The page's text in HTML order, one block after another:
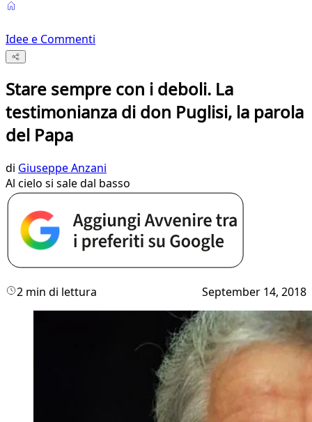
Idee e Commenti
Stare sempre con i deboli. La
testimonianza di don Puglisi, la parola
del Papa
di Giuseppe Anzani
Al cielo si sale dal basso
2 min di lettura September 14, 2018